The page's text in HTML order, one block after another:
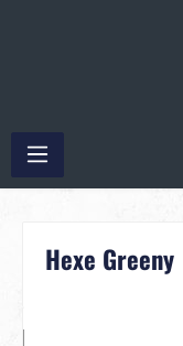
Hexe Greeny